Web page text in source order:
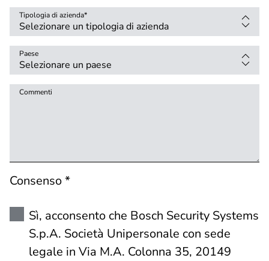
Tipologia di azienda*
Paese
Commenti
Consenso *
Sì, acconsento che Bosch Security Systems
S.p.A. Società Unipersonale con sede
legale in Via M.A. Colonna 35, 20149